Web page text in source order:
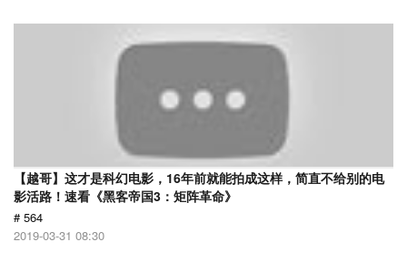
【越哥】这才是科幻电影，16年前就能拍成这样，简直不给别的电
影活路！速看《黑客帝国3：矩阵革命》
# 564
2019-03-31 08:30